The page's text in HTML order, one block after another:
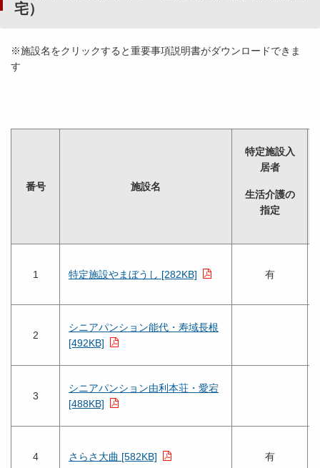
宅）
※施設名をクリックすると重要事項説明書がダウンロードできま
す
番号 施設名
特定施設入
居者
生活介護の
指定
1 特定施設やまぼうし [282KB] 有
2
シニアパンション能代・寿域長根
[492KB]
3
シニアパンション由利本荘・愛宕
[488KB]
4 さらさ大曲 [582KB] 有